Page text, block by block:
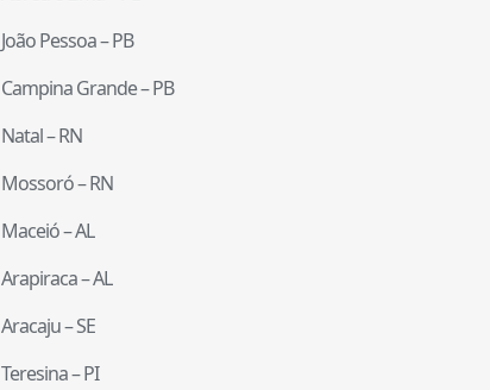
João Pessoa–PB
Campina Grande–PB
Natal–RN
Mossoró–RN
Maceió–AL
Arapiraca–AL
Aracaju–SE
Teresina–PI